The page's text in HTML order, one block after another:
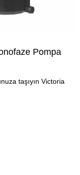
Pompa
taşıyın Victoria